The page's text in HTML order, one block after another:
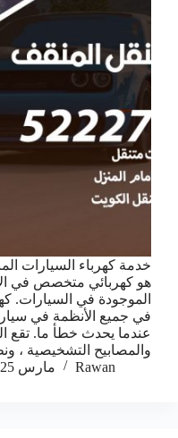
خدمة كهرباء السيارات
هو كهربائي متخصص في
الموجودة في السيارات.
في جميع الأنظمة في
عندما يحدث خطأ ما. تقع
والمصابيح التشخيصية ،
Rawan
مارس 25, 2021